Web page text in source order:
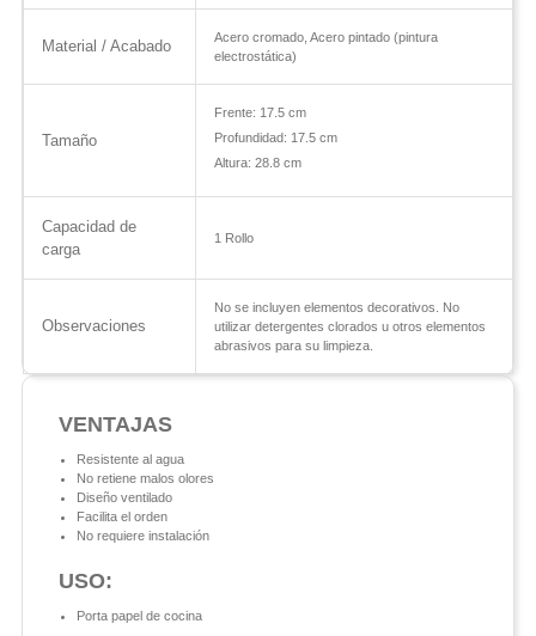
Material / Acabado
Acero cromado, Acero pintado (pintura
electrostática)
Tamaño
Frente: 17.5 cm
Profundidad: 17.5 cm
Altura: 28.8 cm
Capacidad de
carga
1 Rollo
Observaciones
No se incluyen elementos decorativos. No
utilizar detergentes clorados u otros elementos
abrasivos para su limpieza.
VENTAJAS
Resistente al agua
No retiene malos olores
Diseño ventilado
Facilita el orden
No requiere instalación
USO:
Porta papel de cocina